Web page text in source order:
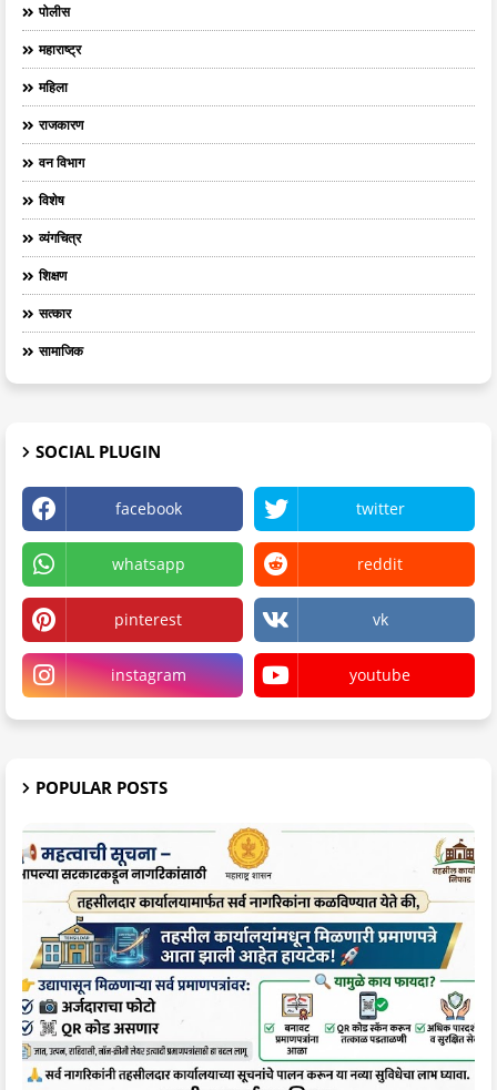
पोलीस
महाराष्ट्र
महिला
राजकारण
वन विभाग
विशेष
व्यंगचित्र
शिक्षण
सत्कार
सामाजिक
SOCIAL PLUGIN
facebook twitter
whatsapp reddit
pinterest vk
instagram youtube
POPULAR POSTS